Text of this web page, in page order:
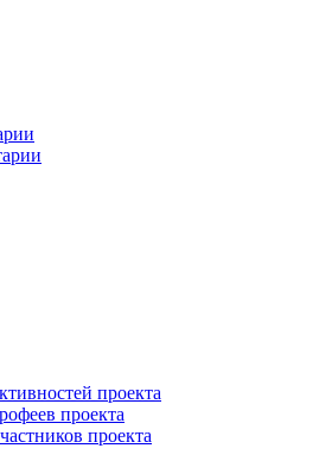
проекта
проекта
проекта